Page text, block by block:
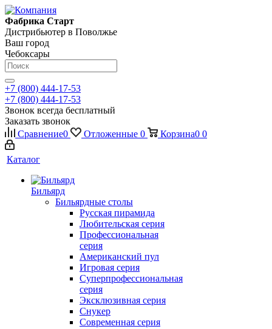
Фабрика Старт
Дистрибьютер в Поволжье
Ваш город
Чебоксары
+7 (800) 444-17-53
+7 (800) 444-17-53
Звонок всегда бесплатный
Заказать звонок
Сравнение0 Отложенные 0 Корзина0 0
Каталог
Бильярд
Бильярдные столы
Русская пирамида
Любительская серия
Профессиональная
серия
Американский пул
Игровая серия
Суперпрофессиональная
серия
Эксклюзивная серия
Снукер
Современная серия